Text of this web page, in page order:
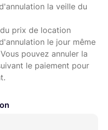
sur Lyon 3ème.
je serai ravi de
? Découvrez tous nos
et accessoires
la veille du
prix de location
le jour même
pouvez annuler la
le paiement pour